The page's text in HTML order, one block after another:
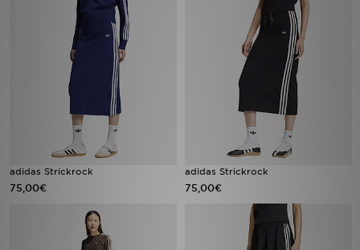
adidas Strickrock
75,00€
adidas Strickrock
75,00€